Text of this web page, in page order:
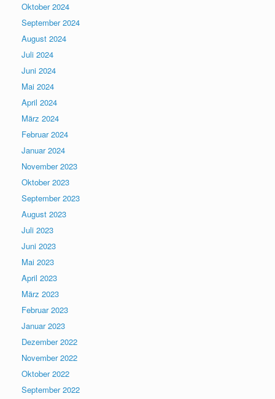
Oktober 2024
September 2024
August 2024
Juli 2024
Juni 2024
Mai 2024
April 2024
März 2024
Februar 2024
Januar 2024
November 2023
Oktober 2023
September 2023
August 2023
Juli 2023
Juni 2023
Mai 2023
April 2023
März 2023
Februar 2023
Januar 2023
Dezember 2022
November 2022
Oktober 2022
September 2022